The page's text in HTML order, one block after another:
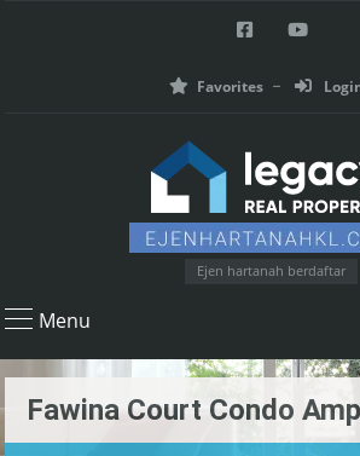
Favorites
Ejen hartanah berdaftar
Menu
Fawina Court Condo